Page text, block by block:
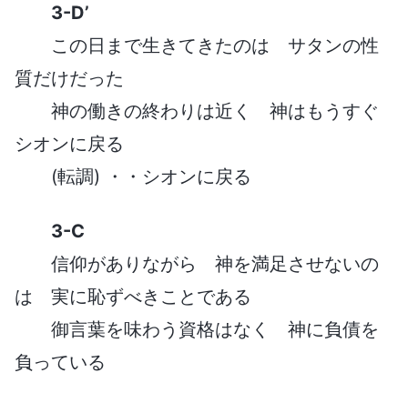
3-D’
この日まで生きてきたのは サタンの性
質だけだった
神の働きの終わりは近く 神はもうすぐ
シオンに戻る
(転調) ・・シオンに戻る
3-C
信仰がありながら 神を満足させないの
は 実に恥ずべきことである
御言葉を味わう資格はなく 神に負債を
負っている